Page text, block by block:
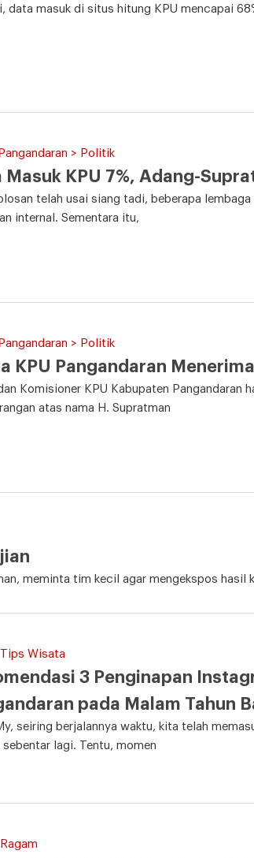
data masuk di situs hitung KPU mencapai
> Politik
Masuk KPU 7%, Adang-
telah usai siang tadi, beberapa
internal. Sementara itu,
> Politik
KPU Pangandaran
Komisioner KPU Kabupaten Pangandaran
atas nama H. Supratman
meminta tim kecil agar mengekspos hasil
Wisata
3 Penginapan
pada Malam Tahun
seiring berjalannya waktu, kita telah
lagi. Tentu, momen